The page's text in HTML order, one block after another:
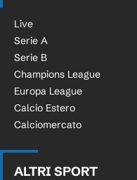
Live
Serie A
Serie B
Champions League
Europa League
Calcio Estero
Calciomercato
ALTRI SPORT